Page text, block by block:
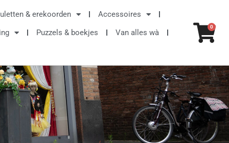
& erekoorden
Accessoires
Puzzels & boekjes
Van alles wà
0